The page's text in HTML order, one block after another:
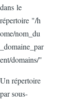
dans le
répertoire "/h
ome/nom_du
_domaine_par
ent/domains/"
Un répertoire
par sous-